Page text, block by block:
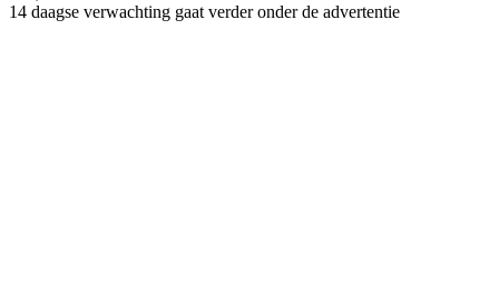
14 daagse verwachting gaat verder onder de advertentie